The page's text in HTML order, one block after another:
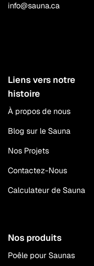
info@sauna.ca
Liens vers notre
histoire
À propos de nous
Blog sur le Sauna
Nos Projets
Contactez-Nous
Calculateur de Sauna
Nos produits
Poêle pour Saunas